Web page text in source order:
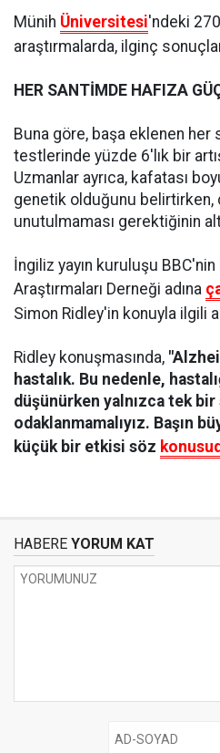
Münih Üniversitesi'ndeki
araştırmalarda, ilginç
HER SANTİMDE HAFIZA
Buna göre, başa eklenen her
testlerinde yüzde 6'lık bir
Uzmanlar ayrıca, kafatası
genetik olduğunu
unutulmaması gerektiğinin
İngiliz yayın kuruluşu
Araştırmaları Derneği adına
Simon Ridley'in konuyla ilgili
Ridley konuşmasında,
hastalık. Bu nedenle,
düşünürken yalnızca tek bir
odaklanmamalıyız. Başın
küçük bir etkisi söz
HABERE YORUM KAT